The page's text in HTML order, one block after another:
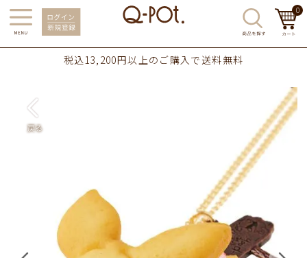
0
税込13,200円以上のご購入で送料無料